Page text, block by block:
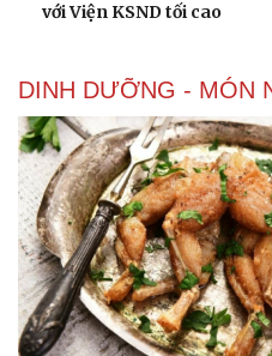
với Viện KSND tối cao
DINH DƯỠNG - MÓN